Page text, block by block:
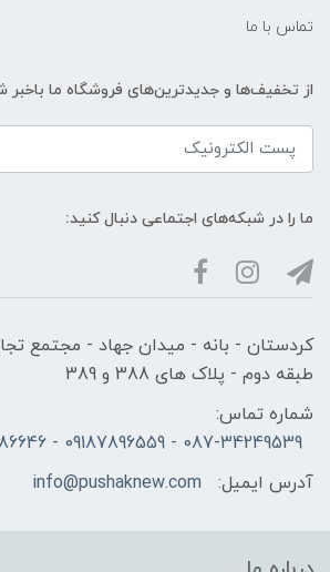
تماس با ما
از تخفیف‌ها و جدیدترین‌های فروشگاه ما باخبر
ما را در شبکه‌های اجتماعی دنبال کنید:
کردستان - بانه - میدان جهاد - مجتمع
طبقه دوم - پلاک های 388 و 389
شماره تماس:
087-34249539 - 09187896559 - 09186686646
آدرس ایمیل:
info@pushaknew.com